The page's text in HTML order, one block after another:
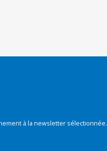
à la newsletter sélectionnée.